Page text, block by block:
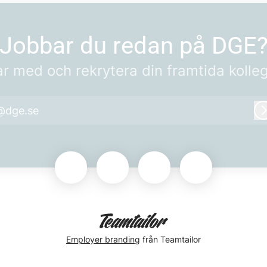
du redan på DGE?
med och rekrytera din framtida
Employer branding från Teamtailor